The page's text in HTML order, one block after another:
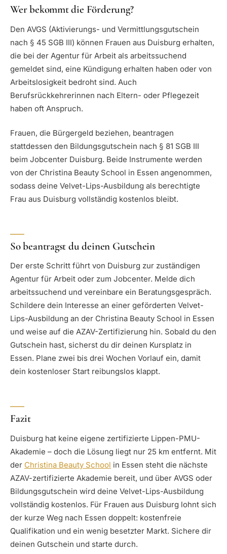
Wer bekommt die Förderung?
Den AVGS (Aktivierungs- und Vermittlungsgutschein
nach § 45 SGB III) können Frauen aus Duisburg erhalten,
die bei der Agentur für Arbeit als arbeitssuchend
gemeldet sind, eine Kündigung erhalten haben oder von
Arbeitslosigkeit bedroht sind. Auch
Berufsrückkehrerinnen nach Eltern- oder Pflegezeit
haben oft Anspruch.
Frauen, die Bürgergeld beziehen, beantragen
stattdessen den Bildungsgutschein nach § 81 SGB III
beim Jobcenter Duisburg. Beide Instrumente werden
von der Christina Beauty School in Essen angenommen,
sodass deine Velvet-Lips-Ausbildung als berechtigte
Frau aus Duisburg vollständig kostenlos bleibt.
So beantragst du deinen Gutschein
Der erste Schritt führt von Duisburg zur zuständigen
Agentur für Arbeit oder zum Jobcenter. Melde dich
arbeitssuchend und vereinbare ein Beratungsgespräch.
Schildere dein Interesse an einer geförderten Velvet-
Lips-Ausbildung an der Christina Beauty School in Essen
und weise auf die AZAV-Zertifizierung hin. Sobald du den
Gutschein hast, sicherst du dir deinen Kursplatz in
Essen. Plane zwei bis drei Wochen Vorlauf ein, damit
dein kostenloser Start reibungslos klappt.
Fazit
Duisburg hat keine eigene zertifizierte Lippen-PMU-
Akademie – doch die Lösung liegt nur 25 km entfernt. Mit
der Christina Beauty School in Essen steht die nächste
AZAV-zertifizierte Akademie bereit, und über AVGS oder
Bildungsgutschein wird deine Velvet-Lips-Ausbildung
vollständig kostenlos. Für Frauen aus Duisburg lohnt sich
der kurze Weg nach Essen doppelt: kostenfreie
Qualifikation und ein wenig besetzter Markt. Sichere dir
deinen Gutschein und starte durch.